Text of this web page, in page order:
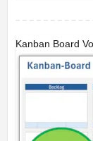
Kanban Board